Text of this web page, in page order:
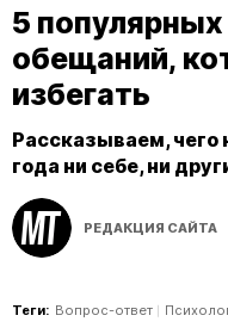
5
обещаний,
избегать
Рассказываем, чего
года ни себе, ни
РЕДАКЦИЯ САЙТА
Теги: Вопрос-ответ